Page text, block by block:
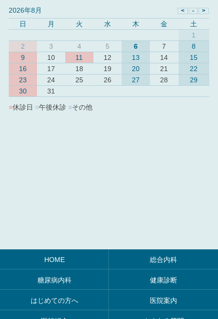
2026年8月
日
月 火 水 木 金
土
1
2
3 4 5 6 7
8
9
10 11 12 13 14
15
16
17 18 19 20 21
22
23
24 25 26 27 28
29
30
31
■休診日 ■午後休診 その他
HOME 総合内科
糖尿病内科 健康診断
はじめての方へ 医院案内